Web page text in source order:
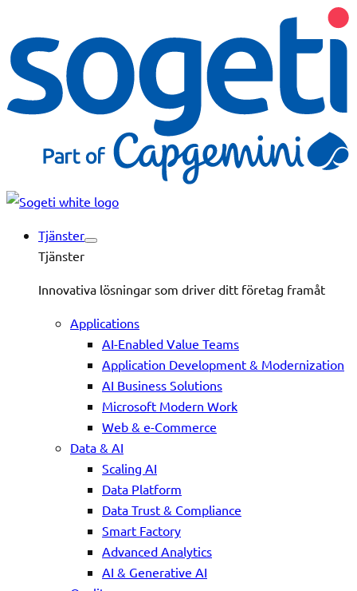
Tjänster
Tjänster
Innovativa lösningar som driver ditt företag framåt
Applications
AI-Enabled Value Teams
Application Development & Modernization
AI Business Solutions
Microsoft Modern Work
Web & e-Commerce
Data & AI
Scaling AI
Data Platform
Data Trust & Compliance
Smart Factory
Advanced Analytics
AI & Generative AI